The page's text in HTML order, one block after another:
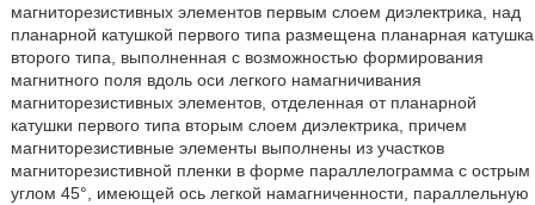
магниторезистивных элементов первым слоем диэлектрика, над
планарной катушкой первого типа размещена планарная катушка
второго типа, выполненная с возможностью формирования
магнитного поля вдоль оси легкого намагничивания
магниторезистивных элементов, отделенная от планарной
катушки первого типа вторым слоем диэлектрика, причем
магниторезистивные элементы выполнены из участков
магниторезистивной пленки в форме параллелограмма с острым
углом 45°, имеющей ось легкой намагниченности, параллельную